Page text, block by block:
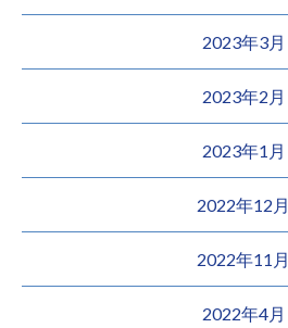
2023年3月
2023年2月
2023年1月
2022年12月
2022年11月
2022年4月